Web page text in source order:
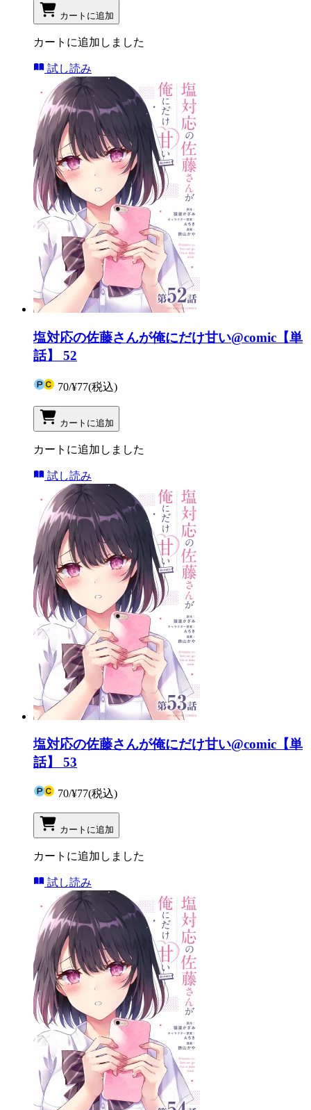
カートに追加
カートに追加しました
試し読み
塩対応の佐藤さんが俺にだけ甘い@comic【単
話】 52
70/¥77(税込)
カートに追加
カートに追加しました
試し読み
塩対応の佐藤さんが俺にだけ甘い@comic【単
話】 53
70/¥77(税込)
カートに追加
カートに追加しました
試し読み